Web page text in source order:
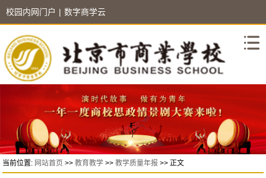
校园内网门户 | 数字商学云
当前位置: 网站首页>>教育教学>>教学质量年报>> 正文